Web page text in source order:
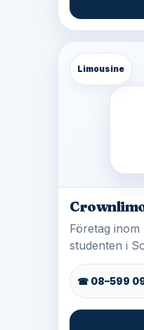
Limousine
Företag
studenten i
☎ 08–599